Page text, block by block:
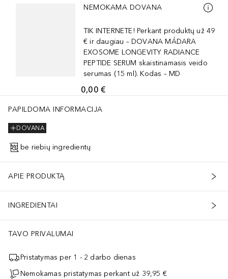
NEMOKAMA DOVANA
TIK INTERNETE! Perkant produktų už 49
€ ir daugiau – DOVANA MÁDARA
EXOSOME LONGEVITY RADIANCE
PEPTIDE SERUM skaistinamasis veido
serumas (15 ml). Kodas – MD
0,00 €
PAPILDOMA INFORMACIJA
DOVANA
be riebių ingredientų
APIE PRODUKTĄ
INGREDIENTAI
TAVO PRIVALUMAI
Pristatymas per 1 - 2 darbo dienas
Nemokamas pristatymas perkant už 39,95 €